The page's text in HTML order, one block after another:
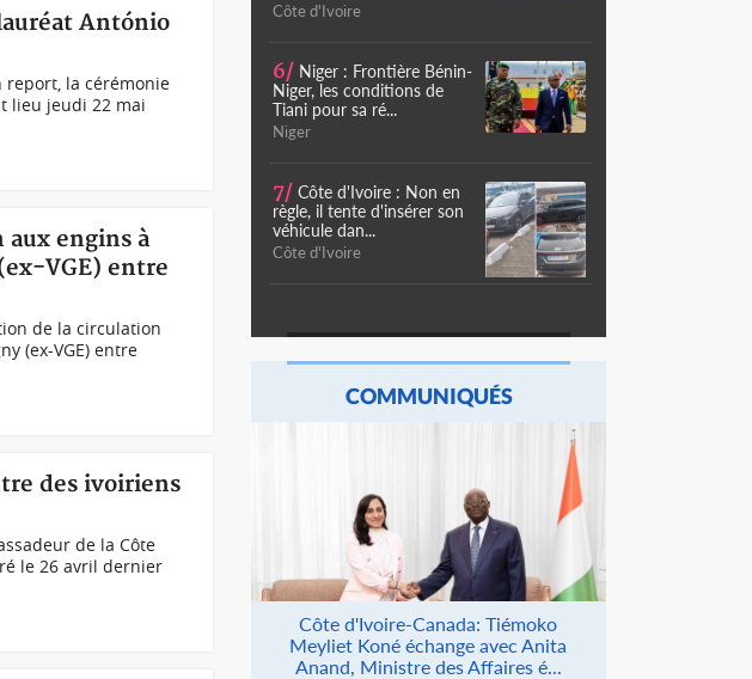
António
report, la cérémonie
lieu jeudi 22 mai
engins à
VGE) entre
de la circulation
(ex-VGE) entre
des ivoiriens
de la Côte
le 26 avril dernier
Côte d'Ivoire
6/ Niger : Frontière Bénin-
Niger, les conditions de
Tiani pour sa ré...
Niger
7/ Côte d'Ivoire : Non en
règle, il tente d'insérer son
véhicule dan...
Côte d'Ivoire
COMMUNIQUÉS
Côte d'Ivoire-Canada: Tiémoko
Meyliet Koné échange avec Anita
Anand, Ministre des Affaires é...